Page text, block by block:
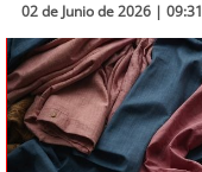
Tecnología
Sostenibilidad
soychile
02 de Junio de 2026 | 09:31